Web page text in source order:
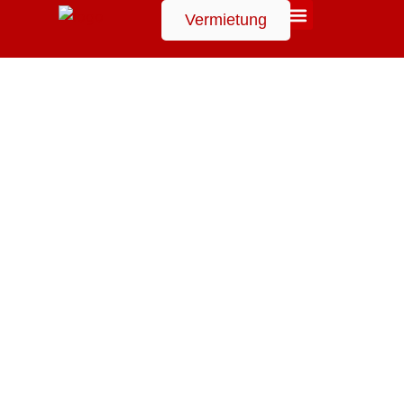
Suchen
Vermietung